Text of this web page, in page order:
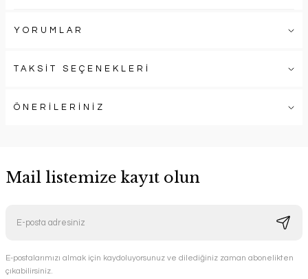
YORUMLAR
TAKSİT SEÇENEKLERİ
ÖNERİLERİNİZ
Mail listemize kayıt olun
E-postalarımızı almak için kaydoluyorsunuz ve dilediğiniz zaman abonelikten
çıkabilirsiniz.